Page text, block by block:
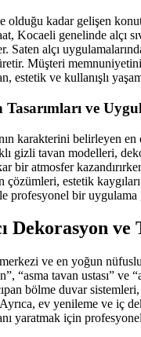
olduğu kadar gelişen
Kocaeli genelinde alçı
Saten alçı
Müşteri
estetik ve kullanışlı
ve
karakterini belirleyen en
gizli tavan modelleri,
bir atmosfer
çözümleri, estetik
profesyonel bir uygulama
Dekorasyon ve
ve en yoğun
“asma tavan ustası”
bölme duvar
Ayrıca, ev yenileme ve iç
yaratmak için